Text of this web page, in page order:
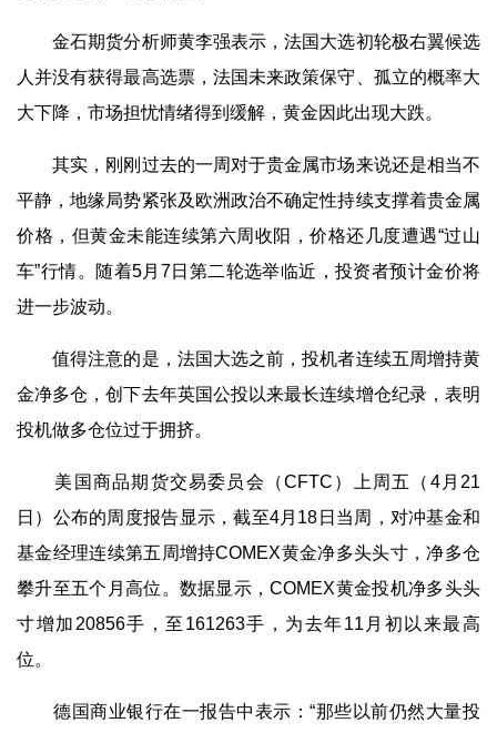
金石期货分析师黄李强表示，法国大选初轮极右翼候选
人并没有获得最高选票，法国未来政策保守、孤立的概率大
大下降，市场担忧情绪得到缓解，黄金因此出现大跌。
其实，刚刚过去的一周对于贵金属市场来说还是相当不
平静，地缘局势紧张及欧洲政治不确定性持续支撑着贵金属
价格，但黄金未能连续第六周收阳，价格还几度遭遇“过山
车”行情。随着5月7日第二轮选举临近，投资者预计金价将
进一步波动。
值得注意的是，法国大选之前，投机者连续五周增持黄
金净多仓，创下去年英国公投以来最长连续增仓纪录，表明
投机做多仓位过于拥挤。
美国商品期货交易委员会（CFTC）上周五（4月21
日）公布的周度报告显示，截至4月18日当周，对冲基金和
基金经理连续第五周增持COMEX黄金净多头头寸，净多仓
攀升至五个月高位。数据显示，COMEX黄金投机净多头头
寸增加20856手，至161263手，为去年11月初以来最高
位。
德国商业银行在一报告中表示：“那些以前仍然大量投